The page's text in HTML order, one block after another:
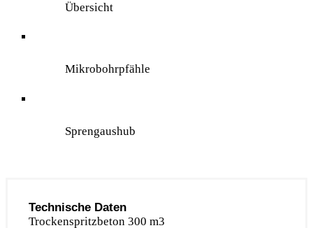
Übersicht
Mikrobohrpfähle
Sprengaushub
Technische Daten
Trockenspritzbeton 300 m3